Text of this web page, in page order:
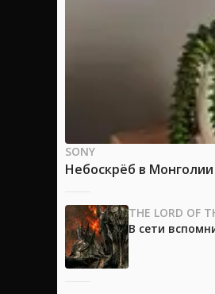
SONY
Небоскрёб в Монголии
THE LORD OF
В сети